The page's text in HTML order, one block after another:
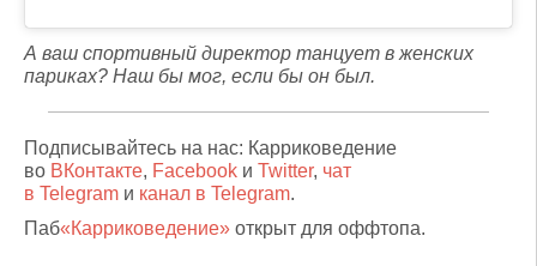
А ваш спортивный директор танцует в женских
париках? Наш бы мог, если бы он был.
Подписывайтесь на нас: Карриковедение
во ВКонтакте, Facebook и Twitter, чат
в Telegram и канал в Telegram.
Паб«Карриковедение» открыт для оффтопа.